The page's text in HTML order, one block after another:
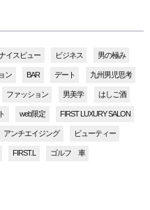
イスビュー ビジネス 男の極み
ン BAR デート 九州男児思考
ファッション 男美学 はしご酒
web限定 FIRST LUXURY SALON
アンチエイジング ビューティー
FIRST.L ゴルフ 車